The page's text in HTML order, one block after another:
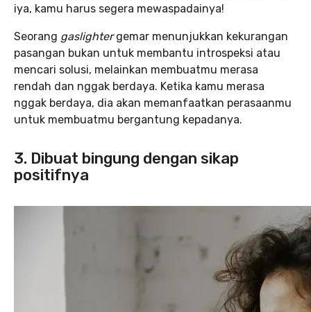
iya, kamu harus segera mewaspadainya!
Seorang gaslightergemar menunjukkan kekurangan
pasangan bukan untuk membantu introspeksi atau
mencari solusi, melainkan membuatmu merasa
rendah dan nggak berdaya. Ketika kamu merasa
nggak berdaya, dia akan memanfaatkan perasaanmu
untuk membuatmu bergantung kepadanya.
3. Dibuat bingung dengan sikap
positifnya